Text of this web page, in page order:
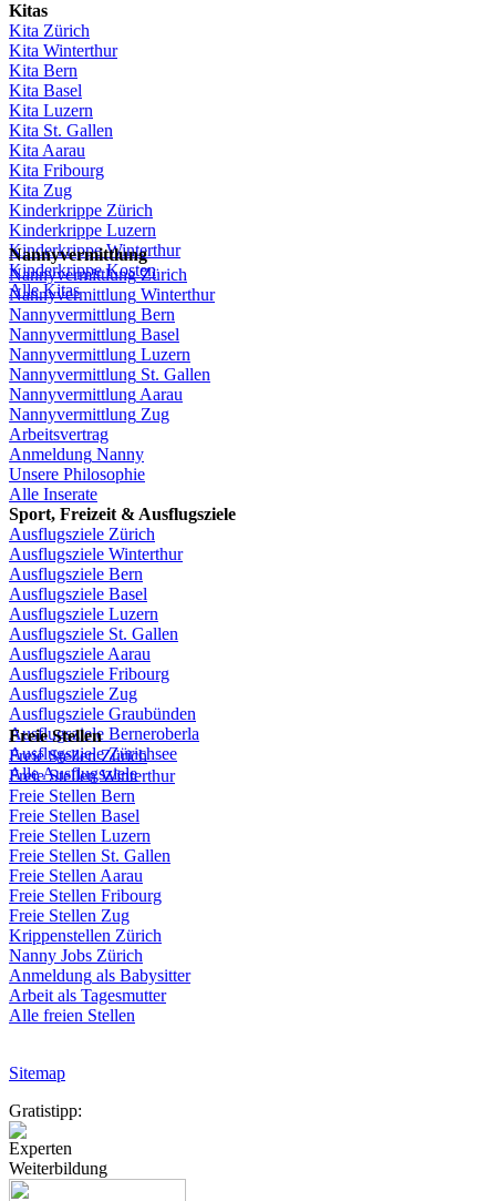
Kitas
Kita Zürich
Kita Winterthur
Kita Bern
Kita Basel
Kita Luzern
Kita St. Gallen
Kita Aarau
Kita Fribourg
Kita Zug
Kinderkrippe Zürich
Kinderkrippe Luzern
KinderkrippeWinterthur
Kinderkrippe Kosten
Alle Kitas
Nannyvermittlung
Nannyvermittlung Zürich
Nannyvermittlung Winterthur
Nannyvermittlung Bern
Nannyvermittlung Basel
Nannyvermittlung Luzern
Nannyvermittlung St. Gallen
Nannyvermittlung Aarau
Nannyvermittlung Zug
Arbeitsvertrag
Anmeldung Nanny
Unsere Philosophie
Alle Inserate
Sport, Freizeit & Ausflugsziele
Ausflugsziele Zürich
Ausflugsziele Winterthur
Ausflugsziele Bern
Ausflugsziele Basel
Ausflugsziele Luzern
Ausflugsziele St. Gallen
Ausflugsziele Aarau
Ausflugsziele Fribourg
Ausflugsziele Zug
Ausflugsziele Graubünden
Ausflugsziele Berneroberla
Ausflugsziele Zürichsee
Alle Ausflugsziele
Freie Stellen
Freie Stellen Zürich
Freie StellenWinterthur
Freie Stellen Bern
Freie Stellen Basel
Freie Stellen Luzern
Freie Stellen St. Gallen
Freie Stellen Aarau
Freie Stellen Fribourg
Freie Stellen Zug
Krippenstellen Zürich
Nanny Jobs Zürich
Anmeldung als Babysitter
Arbeit als Tagesmutter
Alle freien Stellen
Sitemap
Gratistipp:
Experten
Weiterbildung